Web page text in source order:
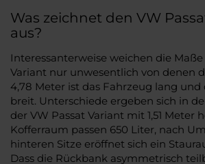
Was zeichnet den VW
aus?
Interessanterweise weichen die Maße
Variant nur unwesentlich von denen
4,78 Meter ist das Fahrzeug lang und
breit. Unterschiede ergeben sich in
der VW Passat Variant mit 1,51 Meter
Kofferraum passen 650 Liter, nach
hinteren Sitze eröffnet sich ein
Dass die Rückbank asymmetrisch